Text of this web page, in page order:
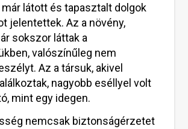
már látott és tapasztalt dolgok
jelentettek. Az a növény,
sokszor láttak a
valószínűleg nem
Az a társuk, akivel
nagyobb eséllyel volt
mint egy idegen.
nemcsak biztonságérzetet